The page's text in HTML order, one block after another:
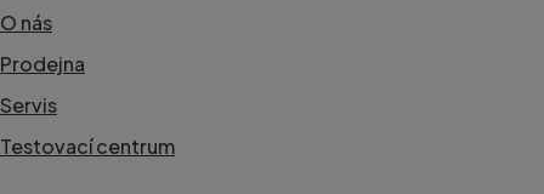
O nás
Prodejna
Servis
Testovací centrum